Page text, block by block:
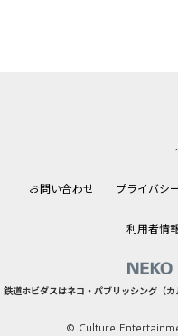
お問い合わせ プライバシ
利用者情
鉄道ホビダスはネコ・パブリッシング（
© Culture